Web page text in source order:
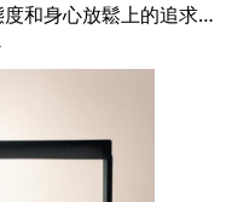
FLOAX是由一對情侶對不同的生活態度和身心放鬆上的追求，並從他們以往在旅遊中享受的高級水療體驗得到靈感， 特意用心思、熱誠打造一個專注提供全新漂浮式水療的舒壓空間，座落於交通四通八達的尖沙咀，方便繁忙的香港人隨時到訪，絕對是香港這繁忙城市中的小綠洲。我們致力為您提供一個無任何外來干擾的寧靜環境, 讓您逃離繁囂束縛，享受真正寧靜，為疲累的身心充一充電。